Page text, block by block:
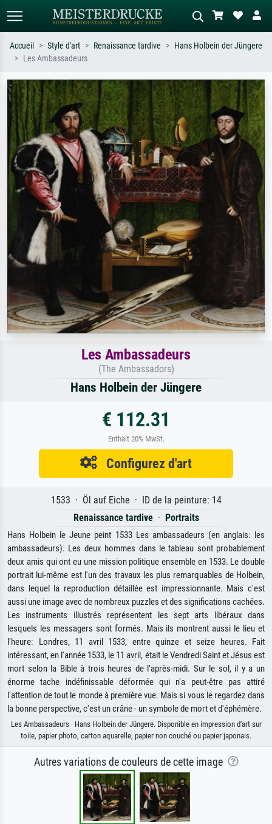
Recherchez par artiste, titre ou style –
ex. Monet, Nuit étoilée,
impressionnisme, vague de Hokusai,
nu.
Décrivez la scène – ex. prairie verte,
abstrait avec beaucoup de rouge,
tableau sombre, nu debout près d'un
arbre.
Accueil Style d'art Renaissance tardive
Hans Holbein der Jüngere
Les Ambassadeurs
Les Ambassadeurs
(The Ambassadors)
Hans Holbein der Jüngere
€ 112.31
Enthält 20% MwSt.
Configurez d'art
1533 · Öl auf Eiche · ID de la peinture: 14
Renaissance tardive· Portraits
Hans Holbein le Jeune peint 1533 Les ambassadeurs (en anglais: les
ambassadeurs). Les deux hommes dans le tableau sont probablement
deux amis qui ont eu une mission politique ensemble en 1533. Le double
portrait lui-même est l'un des travaux les plus remarquables de Holbein,
dans lequel la reproduction détaillée est impressionnante. Mais c'est
aussi une image avec de nombreux puzzles et des significations cachées.
Les instruments illustrés représentent les sept arts libéraux dans
lesquels les messagers sont formés. Mais ils montrent aussi le lieu et
l'heure: Londres, 11 avril 1533, entre quinze et seize heures. Fait
intéressant, en l'année 1533, le 11 avril, était le Vendredi Saint et Jésus est
mort selon la Bible à trois heures de l'après-midi. Sur le sol, il y a un
énorme tache indéfinissable déformée qui n'a peut-être pas attiré
l'attention de tout le monde à première vue. Mais si vous le regardez dans
la bonne perspective, c'est un crâne - un symbole de mort et d'éphémère.
Les Ambassadeurs · Hans Holbein der Jüngere. Disponible en impression d'art sur
toile, papier photo, carton aquarelle, papier non couché ou papier japonais.
Autres variations de couleurs de cette image